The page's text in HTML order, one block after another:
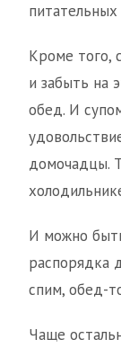
Кроме того,
и забыть на
обед. И
домочадцы.
И можно
распорядка
спим, обед-
Чаще